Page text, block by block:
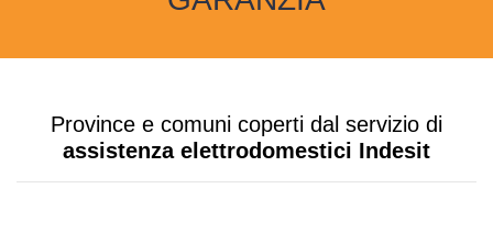
Province e comuni coperti dal servizio di
assistenza elettrodomestici Indesit